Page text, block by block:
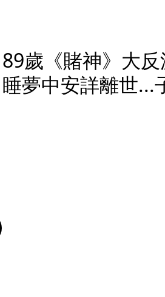
歲《賭神》大
夢中安詳離世...